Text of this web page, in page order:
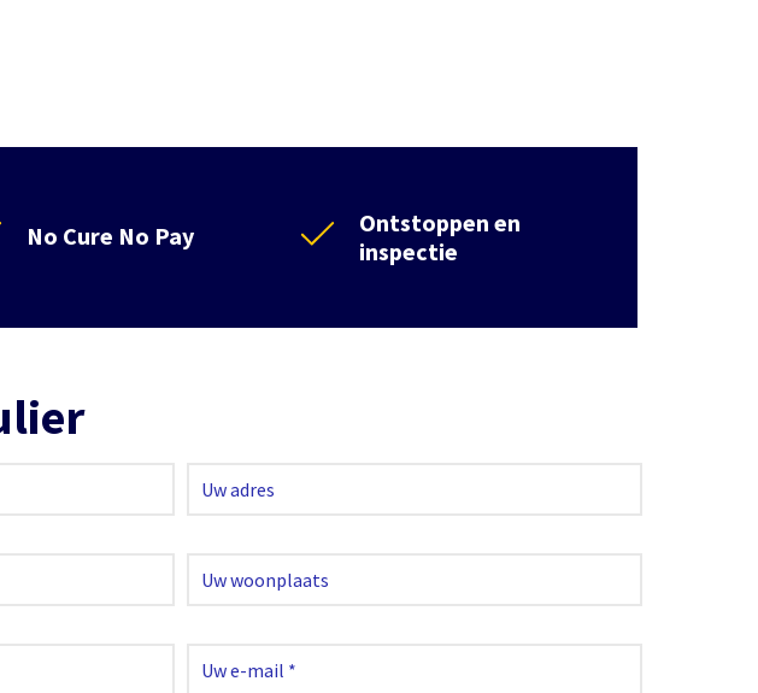
No Cure No Pay
Ontstoppen en
inspectie